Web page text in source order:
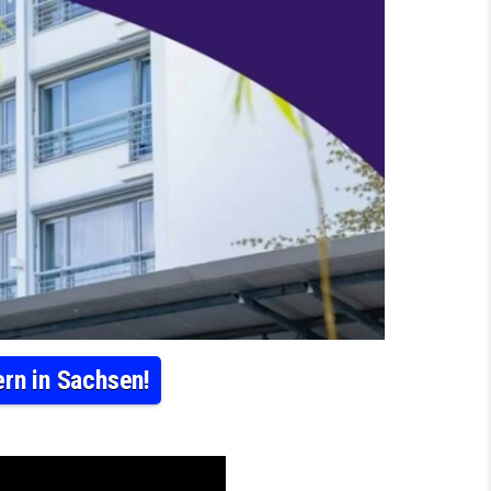
in Sachsen!
HOTEL RIESA DRESDEN ELBLAND – FEIERN IN SACHSEN!